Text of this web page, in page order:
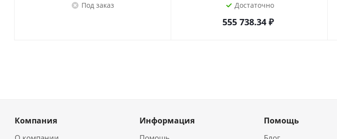
Под заказ Достаточно
555 738.34₽
Компания Информация Помощь